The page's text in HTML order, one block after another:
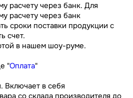
расчету через банк. Для
расчету через банк
сроки поставки продукции с
счет.
в нашем шоу-руме.
"Оплата"
Включает в себя